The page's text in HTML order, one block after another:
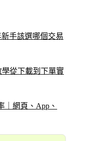
手該選哪個交易
學從下載到下單實
｜網頁、App、